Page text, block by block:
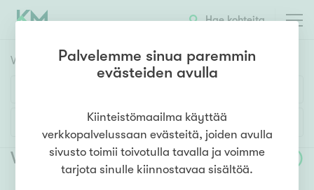
Hae kohteita
Vuokrakohteet
1h 2h 3h 4h 5h+
Lisää hakuehtoja
Vuokrattavat asunnot Mikkeli Tusku )
Palvelemme sinua paremmin
evästeiden avulla
Kiinteistömaailma käyttää
verkkopalvelussaan evästeitä, joiden avulla
sivusto toimii toivotulla tavalla ja voimme
tarjota sinulle kiinnostavaa sisältöä.